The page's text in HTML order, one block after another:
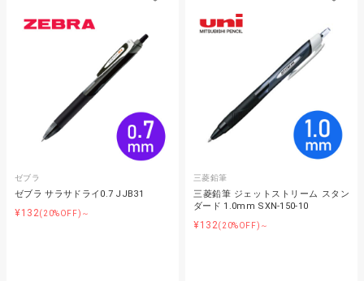
ゼブラ
ゼブラ サラサドライ0.7 JJB31
¥132(20%OFF)～
三菱鉛筆
三菱鉛筆 ジェットストリーム スタン
ダード 1.0mm SXN-150-10
¥132(20%OFF)～